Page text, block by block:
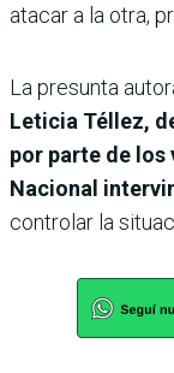
atacar a la otra,
La presunta
Leticia Téllez,
por parte de los
Nacional
controlar la